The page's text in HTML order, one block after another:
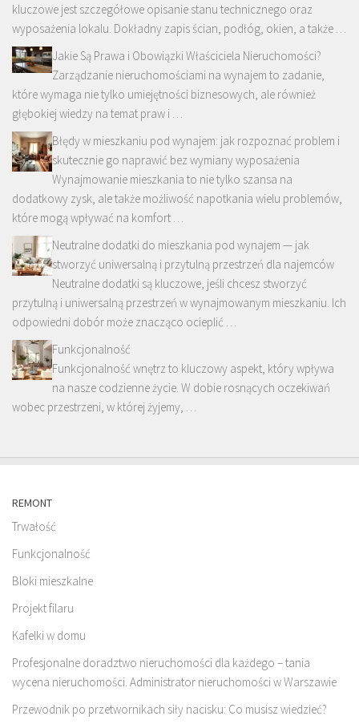
kluczowe jest szczegółowe opisanie stanu technicznego oraz
wyposażenia lokalu. Dokładny zapis ścian, podłóg, okien, a także …
Jakie Są Prawa i Obowiązki Właściciela Nieruchomości?
Zarządzanie nieruchomościami na wynajem to zadanie,
które wymaga nie tylko umiejętności biznesowych, ale również
głębokiej wiedzy na temat praw i …
Błędy w mieszkaniu pod wynajem: jak rozpoznać problem i
skutecznie go naprawić bez wymiany wyposażenia
Wynajmowanie mieszkania to nie tylko szansa na
dodatkowy zysk, ale także możliwość napotkania wielu problemów,
które mogą wpływać na komfort …
Neutralne dodatki do mieszkania pod wynajem — jak
stworzyć uniwersalną i przytulną przestrzeń dla najemców
Neutralne dodatki są kluczowe, jeśli chcesz stworzyć
przytulną i uniwersalną przestrzeń w wynajmowanym mieszkaniu. Ich
odpowiedni dobór może znacząco ocieplić …
Funkcjonalność
Funkcjonalność wnętrz to kluczowy aspekt, który wpływa
na nasze codzienne życie. W dobie rosnących oczekiwań
wobec przestrzeni, w której żyjemy, …
REMONT
Trwałość
Funkcjonalność
Bloki mieszkalne
Projekt filaru
Kafelki w domu
Profesjonalne doradztwo nieruchomości dla każdego – tania
wycena nieruchomości. Administrator nieruchomości w Warszawie
Przewodnik po przetwornikach siły nacisku: Co musisz wiedzieć?